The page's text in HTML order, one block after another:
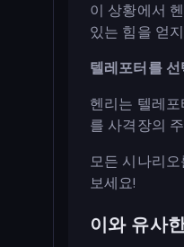
이 상황에서
있는 힘을 얻
텔레포터를
헨리는 텔레
를 사격장의
모든 시나리
보세요!
이와 유사